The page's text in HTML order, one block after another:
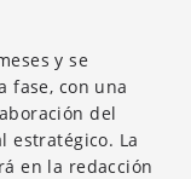
y se
fase, con una
del
estratégico. La
en la redacción